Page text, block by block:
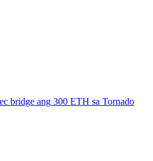
bridge ang 300 ETH sa Tornado